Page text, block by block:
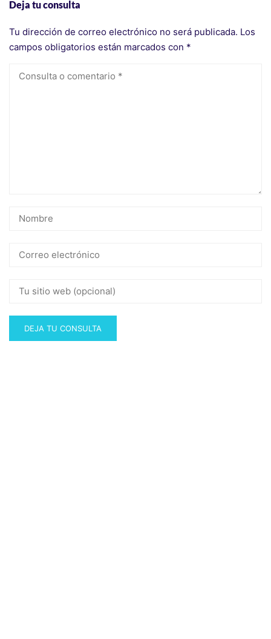
Deja tu consulta
Tu dirección de correo electrónico no será publicada. Los
campos obligatorios están marcados con *